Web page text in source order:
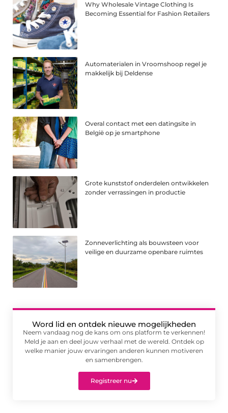
Why Wholesale Vintage Clothing Is
Becoming Essential for Fashion Retailers
Automaterialen in Vroomshoop regel je
makkelijk bij Deldense
Overal contact met een datingsite in
België op je smartphone
Grote kunststof onderdelen ontwikkelen
zonder verrassingen in productie
Zonneverlichting als bouwsteen voor
veilige en duurzame openbare ruimtes
Word lid en ontdek nieuwe mogelijkheden
Neem vandaag nog de kans om ons platform te verkennen!
Meld je aan en deel jouw verhaal met de wereld. Ontdek op
welke manier jouw ervaringen anderen kunnen motiveren
en samenbrengen.
Registreer nu